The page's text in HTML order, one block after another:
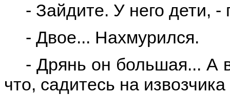
- Зайдите. У него дети, -
- Двое... Нахмурился.
- Дрянь он большая... А
что, садитесь на